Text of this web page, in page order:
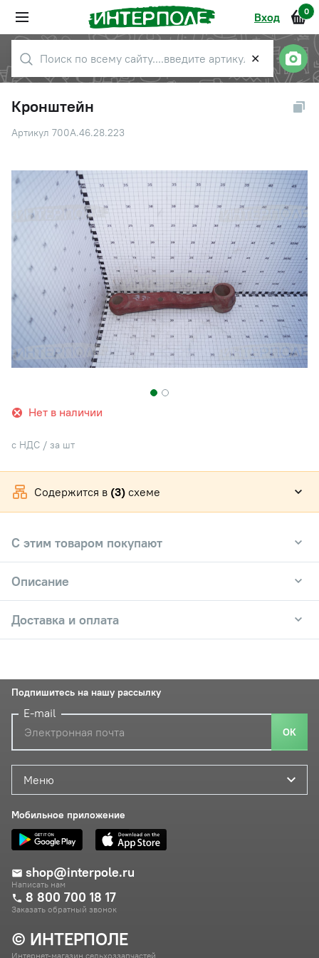
Вход 0
✕
Кронштейн
Артикул 700А.46.28.223
Нет в наличии
с НДС / за шт
Содержится в (3) схеме
С этим товаром покупают
Описание
Доставка и оплата
© ИНТЕРПОЛЕ
Интернет-магазин сельхоззапчастей
Меню
Мобильное приложение
shop@interpole.ru
Написать нам
8 800 700 18 17
Заказать обратный звонок
Подпишитесь на нашу рассылку
E-mail
ОК